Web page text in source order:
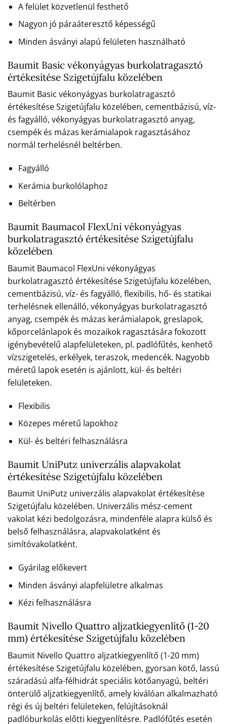
A felület közvetlenül festhető
Nagyon jó páraáteresztő képességű
Minden ásványi alapú felületen használható
Baumit Basic vékonyágyas burkolatragasztó
értékesítése Szigetújfalu közelében
Baumit Basic vékonyágyas burkolatragasztó
értékesítése Szigetújfalu közelében, cementbázisú, víz-
és fagyálló, vékonyágyas burkolatragasztó anyag,
csempék és mázas kerámialapok ragasztásához
normál terhelésnél beltérben.
Fagyálló
Kerámia burkolólaphoz
Beltérben
Baumit Baumacol FlexUni vékonyágyas
burkolatragasztó értékesítése Szigetújfalu
közelében
Baumit Baumacol FlexUni vékonyágyas
burkolatragasztó értékesítése Szigetújfalu közelében,
cementbázisú, víz- és fagyálló, flexibilis, hő- és statikai
terhelésnek ellenálló, vékonyágyas burkolatragasztó
anyag, csempék és mázas kerámialapok, greslapok,
kőporcelánlapok és mozaikok ragasztására fokozott
igénybevételű alapfelületeken, pl. padlófűtés, kenhető
vízszigetelés, erkélyek, teraszok, medencék. Nagyobb
méretű lapok esetén is ajánlott, kül- és beltéri
felületeken.
Flexibilis
Közepes méretű lapokhoz
Kül- és beltéri felhasználásra
Baumit UniPutz univerzális alapvakolat
értékesítése Szigetújfalu közelében
Baumit UniPutz univerzális alapvakolat értékesítése
Szigetújfalu közelében. Univerzális mész-cement
vakolat kézi bedolgozásra, mindenféle alapra külső és
belső felhasználásra, alapvakolatként és
simítóvakolatként.
Gyárilag előkevert
Minden ásványi alapfelületre alkalmas
Kézi felhasználásra
Baumit Nivello Quattro aljzatkiegyenlítő (1-20
mm) értékesítése Szigetújfalu közelében
Baumit Nivello Quattro aljzatkiegyenlítő (1-20 mm)
értékesítése Szigetújfalu közelében, gyorsan kötő, lassú
száradású alfa-félhidrát speciális kötőanyagú, beltéri
önterülő aljzatkiegyenlítő, amely kiválóan alkalmazható
régi és új beltéri felületeken, felújításoknál
padlóburkolás előtti kiegyenlítésre. Padlófűtés esetén